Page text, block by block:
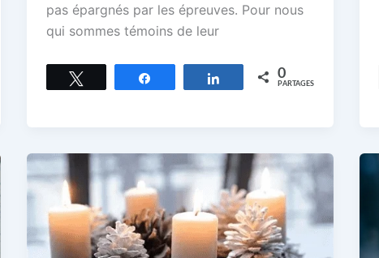
pas épargnés par les épreuves. Pour nous
qui sommes témoins de leur
Partagez 0
PARTAGES